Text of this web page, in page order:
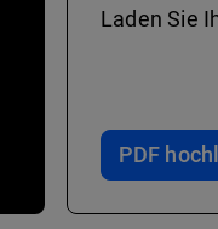
Laden Sie
PDF